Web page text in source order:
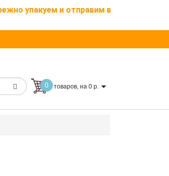
упакуем и отправим в
0 товаров, на 0 р.